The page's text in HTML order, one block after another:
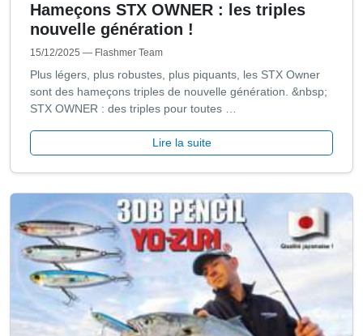
Hameçons STX OWNER : les triples
nouvelle génération !
15/12/2025 — Flashmer Team
Plus légers, plus robustes, plus piquants, les STX Owner
sont des hameçons triples de nouvelle génération. &nbsp;
STX OWNER : des triples pour toutes …
Lire la suite